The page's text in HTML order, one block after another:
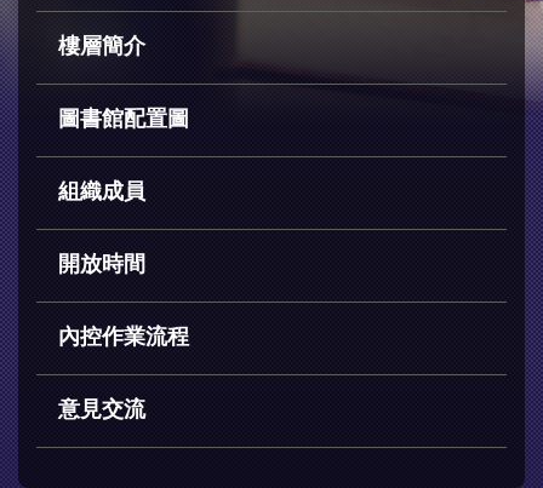
樓層簡介
圖書館配置圖
組織成員
開放時間
內控作業流程
意見交流